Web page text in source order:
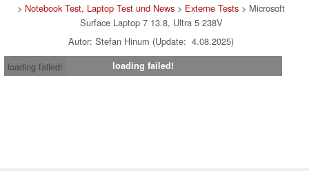
> Notebook Test, Laptop Test und News > Externe Tests > Microsoft
Surface Laptop 7 13.8, Ultra 5 238V
Autor: Stefan Hinum (Update: 4.08.2025)
loading failed!
loading failed!